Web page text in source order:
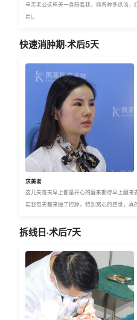
辛苦老公这些天一直陪着我，炖各种冬瓜汤
片l。
快速消肿期·术后5天
求美者
这几天每天早上都是开心的醒来期待早上醒
实我每天都来做了控肿，特别窝心的感觉，
拆线日·术后7天